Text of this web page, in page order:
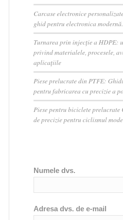
Carcase electronice
ghid pentru electronica modernă.
Turnarea prin injecție a HDPE:
privind materialele, procesele,
aplicațiile
Piese prelucrate din PTFE:
pentru fabricarea cu precizie a
Piese pentru biciclete
de precizie pentru ciclismul
Numele dvs.
Adresa dvs. de e-mail